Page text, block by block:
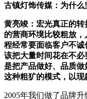
古镇灯饰传媒： 为什么
黄亮竣 ：宏光真正的
的营商环境比较粗放
程经常要面临客户不
该把大量时间花在不
是把产品做好、品质
这种粗犷的模式，以现
2005年我们做了品牌